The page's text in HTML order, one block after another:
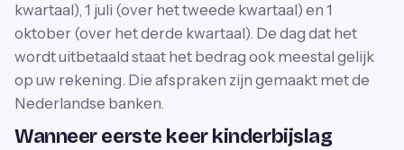
kwartaal), 1 juli (over het tweede kwartaal) en 1
oktober (over het derde kwartaal). De dag dat het
wordt uitbetaald staat het bedrag ook meestal gelijk
op uw rekening. Die afspraken zijn gemaakt met de
Nederlandse banken.
Wanneer eerste keer kinderbijslag